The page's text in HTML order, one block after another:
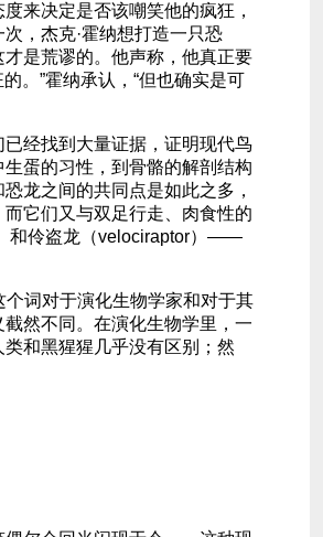
来决定是否该嘲笑他的疯狂，
，杰克·霍纳想打造一只恐
是荒谬的。他声称，他真正要
。”霍纳承认，“但也确实是可
经找到大量证据，证明现代鸟
蛋的习性，到骨骼的解剖结构
龙之间的共同点是如此之多，
它们又与双足行走、肉食性的
和伶盗龙（velociraptor）——
个词对于演化生物学家和对于其
然不同。在演化生物学里，一
和黑猩猩几乎没有区别；然